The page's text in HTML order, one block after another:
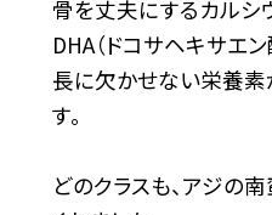
骨を丈夫にするカルシ
DHA（ドコサヘキサエ
長に欠かせない栄養
す。
どのクラスも、アジの